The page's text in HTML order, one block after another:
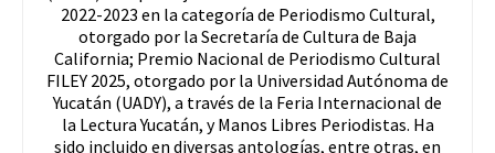
2022-2023 en la categoría de Periodismo Cultural,
otorgado por la Secretaría de Cultura de Baja
California; Premio Nacional de Periodismo Cultural
FILEY 2025, otorgado por la Universidad Autónoma de
Yucatán (UADY), a través de la Feria Internacional de
la Lectura Yucatán, y Manos Libres Periodistas. Ha
sido incluido en diversas antologías, entre otras, en